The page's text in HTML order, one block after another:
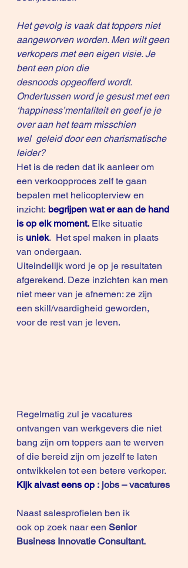
Het gevolg is vaak dat toppers niet
aangeworven worden. Men wilt geen
verkopers met een eigen visie. Je
bent een pion die
desnoods opgeofferd wordt.
Ondertussen word je gesust met een
‘happiness’mentaliteit en geef je je
over aan het team misschien
wel  geleid door een charismatische
leider?
Het is de reden dat ik aanleer om
een verkoopproces zelf te gaan
bepalen met helicopterview en
inzicht: begrijpen wat er aan de hand
is op elk moment. Elke situatie
is uniek.  Het spel maken in plaats
van ondergaan.
Uiteindelijk word je op je resultaten
afgerekend. Deze inzichten kan men
niet meer van je afnemen: ze zijn
een skill/vaardigheid geworden,
voor de rest van je leven.
Regelmatig zul je vacatures
ontvangen van werkgevers die niet
bang zijn om toppers aan te werven
of die bereid zijn om jezelf te laten
ontwikkelen tot een betere verkoper.
Kijk alvast eens op : jobs – vacatures
Naast salesprofielen ben ik
ook op zoek naar een Senior
Business Innovatie Consultant.